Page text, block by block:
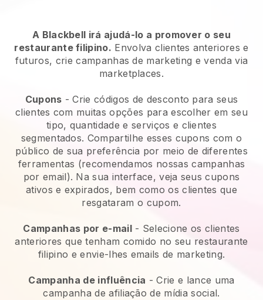
A Blackbell irá ajudá-lo a promover o seu
restaurante filipino. Envolva clientes anteriores e
futuros, crie campanhas de marketing e venda via
marketplaces.
Cupons - Crie códigos de desconto para seus
clientes com muitas opções para escolher em seu
tipo, quantidade e serviços e clientes
segmentados. Compartilhe esses cupons com o
público de sua preferência por meio de diferentes
ferramentas (recomendamos nossas campanhas
por email). Na sua interface, veja seus cupons
ativos e expirados, bem como os clientes que
resgataram o cupom.
Campanhas por e-mail- Selecione os clientes
anteriores que tenham comido no seu restaurante
filipino e envie-lhes emails de marketing.
Campanha de influência - Crie e lance uma
campanha de afiliação de mídia social.